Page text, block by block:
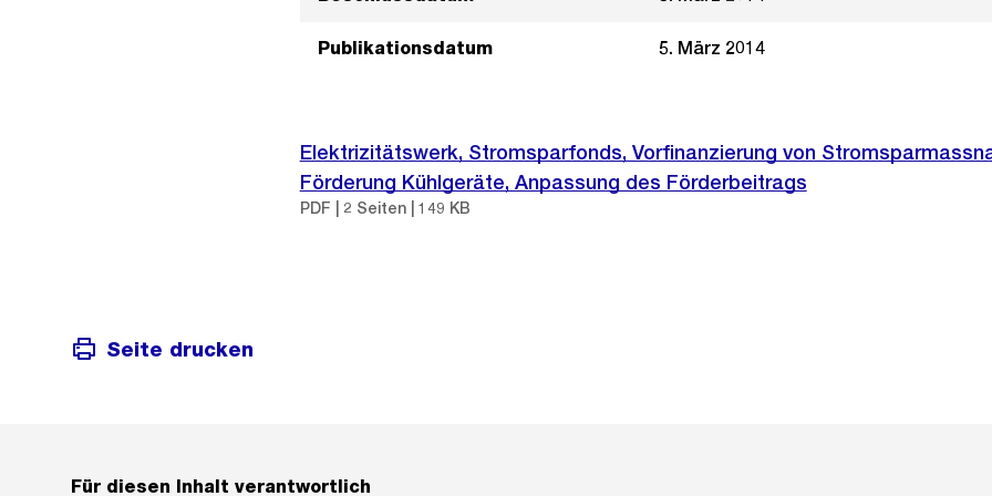
Publikationsdatum 5. März 2014
Elektrizitätswerk, Stromsparfonds, Vorfinanzierung von
Förderung Kühlgeräte, Anpassung des Förderbeitrags
PDF | 2 Seiten | 149 KB
Seite drucken
Für diesen Inhalt verantwortlich